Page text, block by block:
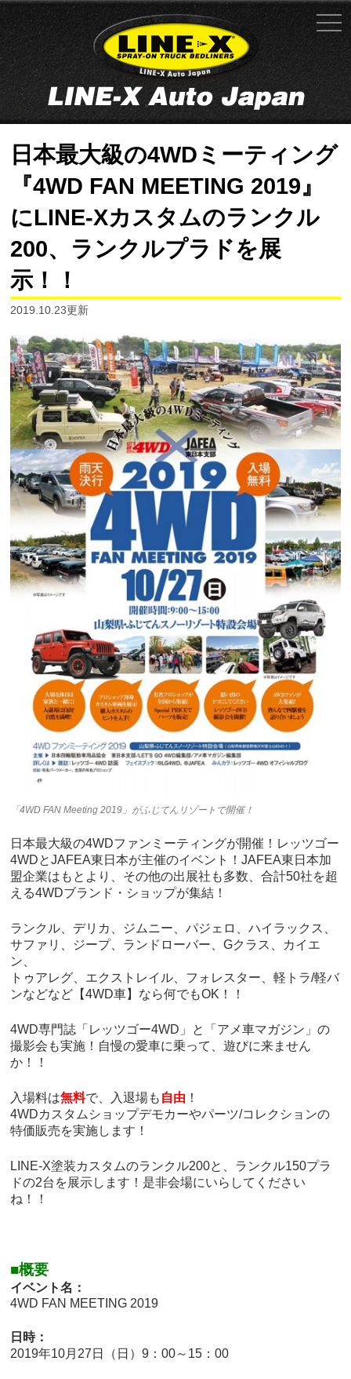
日本最大級の4WDミーティング
『4WD FAN MEETING 2019』
にLINE-Xカスタムのランクル
200、ランクルプラドを展
示！！
2019.10.23更新
「4WD FAN Meeting 2019」がふじてんリゾートで開催！
日本最大級の4WDファンミーティングが開催！レッツゴー
4WDとJAFEA東日本が主催のイベント！JAFEA東日本加
盟企業はもとより、その他の出展社も多数、合計50社を超
える4WDブランド・ショップが集結！
ランクル、デリカ、ジムニー、パジェロ、ハイラックス、
サファリ、ジープ、ランドローバー、Gクラス、カイエ
ン、
トゥアレグ、エクストレイル、フォレスター、軽トラ/軽バ
ンなどなど【4WD車】なら何でもOK！！
4WD専門誌「レッツゴー4WD」と「アメ車マガジン」の
撮影会も実施！自慢の愛車に乗って、遊びに来ません
か！！
入場料は無料で、入退場も 自由 ！
4WDカスタムショップデモカーやパーツ/コレクションの
特価販売を実施します！
LINE-X塗装カスタムのランクル200と、ランクル150プラ
ドの2台を展示します！是非会場にいらしてください
ね！！
■概要
イベント名：
4WD FAN MEETING 2019
日時：
2019年10月27日（日）9：00～15：00